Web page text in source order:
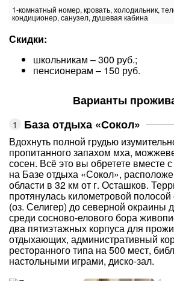
1-комнатный номер, кровать, холодильник,
кондиционер, санузел, душевая кабина
Скидки:
школьникам – 300 руб.;
пенсионерам – 150 руб.
Варианты
База отдыха «Сокол»
Вдохнуть полной грудью
пропитанного запахом мха,
сосен. Всё это вы обретете вместе
на Базе отдыха «Сокол»,
области в 32 км от г. Осташков.
протянулась километровой
(оз. Селигер) до северной окраины
среди сосново-елового бора
два пятиэтажных корпуса для
отдыхающих, административный
ресторанного типа на 500 мест,
настольными играми, диско-зал.